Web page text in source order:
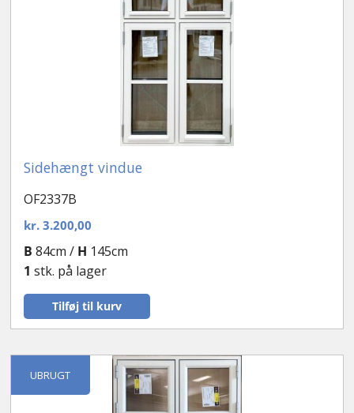
Sidehængt vindue
OF2337B
kr.3.200,00
Tilføj til kurv
B 84cm / H 145cm
1 stk. på lager
UBRUGT